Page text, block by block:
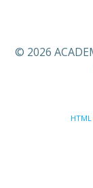
© 2026